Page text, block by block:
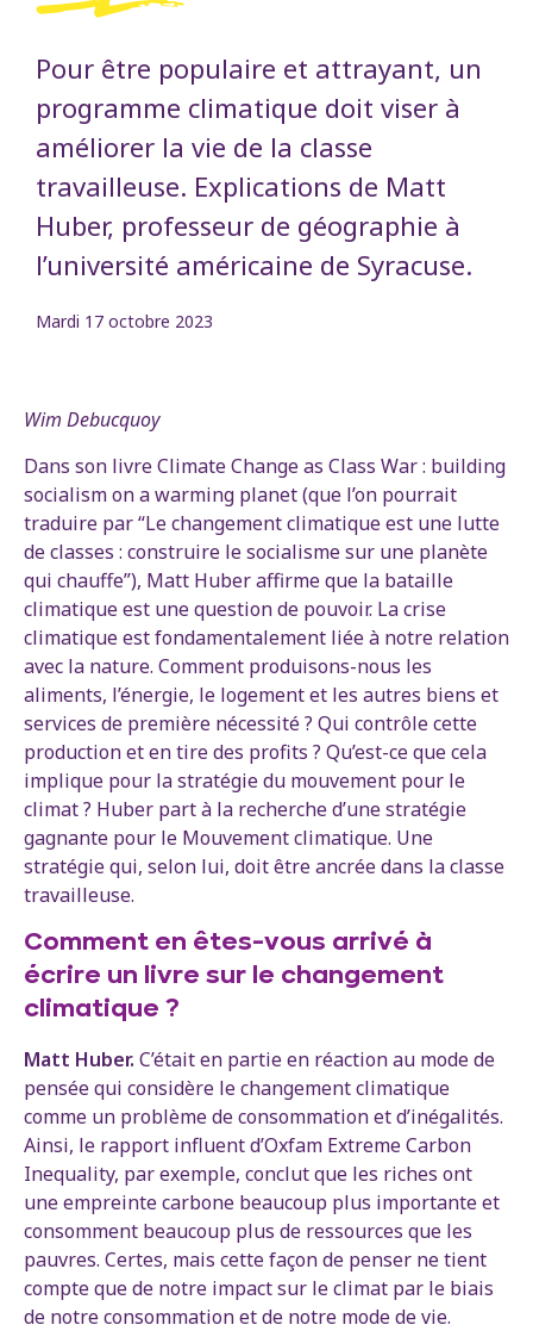
Pour être populaire et attrayant, un
programme climatique doit viser à
améliorer la vie de la classe
travailleuse. Explications de Matt
Huber, professeur de géographie à
l’université américaine de Syracuse.
Mardi 17 octobre 2023
Wim Debucquoy
Dans son livre Climate Change as Class War : building
socialism on a warming planet (que l’on pourrait
traduire par “Le changement climatique est une lutte
de classes : construire le socialisme sur une planète
qui chauffe”), Matt Huber affirme que la bataille
climatique est une question de pouvoir. La crise
climatique est fondamentalement liée à notre relation
avec la nature. Comment produisons-nous les
aliments, l’énergie, le logement et les autres biens et
services de première nécessité ? Qui contrôle cette
production et en tire des profits ? Qu’est-ce que cela
implique pour la stratégie du mouvement pour le
climat ? Huber part à la recherche d’une stratégie
gagnante pour le Mouvement climatique. Une
stratégie qui, selon lui, doit être ancrée dans la classe
travailleuse.
Comment en êtes-vous arrivé à
écrire un livre sur le changement
climatique ?
Matt Huber. C’était en partie en réaction au mode de
pensée qui considère le changement climatique
comme un problème de consommation et d’inégalités.
Ainsi, le rapport influent d’Oxfam Extreme Carbon
Inequality, par exemple, conclut que les riches ont
une empreinte carbone beaucoup plus importante et
consomment beaucoup plus de ressources que les
pauvres. Certes, mais cette façon de penser ne tient
compte que de notre impact sur le climat par le biais
de notre consommation et de notre mode de vie.